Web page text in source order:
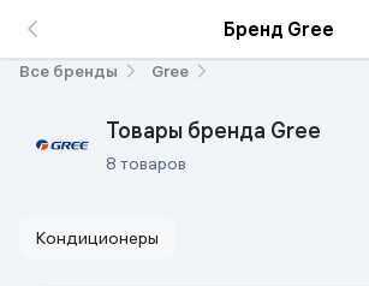
Бренд Gree
Все бренды Gree
Товары бренда Gree
8 товаров
Кондиционеры